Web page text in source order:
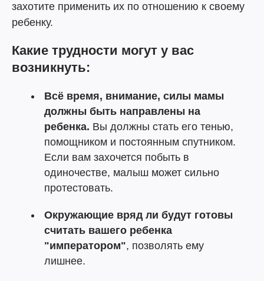
захотите применить их по отношению к своему
ребенку.
Какие трудности могут у вас
возникнуть:
Всё время, внимание, силы мамы
должны быть направлены на
ребенка. Вы должны стать его тенью,
помощником и постоянным спутником.
Если вам захочется побыть в
одиночестве, малыш может сильно
протестовать.
Окружающие вряд ли будут готовы
считать вашего ребенка
"императором", позволять ему
лишнее.